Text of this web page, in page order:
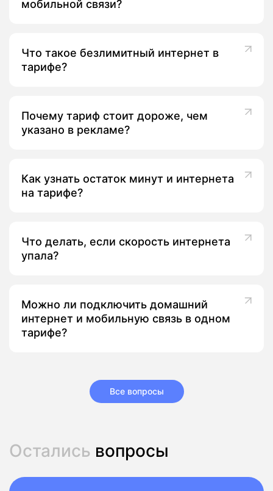
мобильной связи?
Что такое безлимитный интернет в
тарифе?
Почему тариф стоит дороже, чем
указано в рекламе?
Как узнать остаток минут и интернета
на тарифе?
Что делать, если скорость интернета
упала?
Можно ли подключить домашний
интернет и мобильную связь в одном
тарифе?
Все вопросы
Остались вопросы